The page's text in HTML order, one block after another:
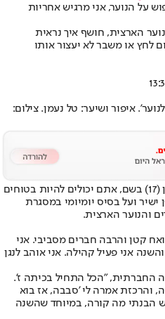
על הנוער, אני מרגיש אחריות
הארצית, חושף איך נראית
לחץ או משבר לא יעצור אותו
21' של 'מעריב לנוער'. איפור ושיער: טל נעמן. צילום:
גם אם אתם לא מכירים את דרור כהן (17) בשם, אתם יכולים להיות בטוחים
ועל בסיס יומיומי במסגרת
והנוער הארצית.
ואח קטן והרבה חברים מסביבי. אני
אני פעיל קהילה. אני אוהב לנגן
החברתית, "הכל התחיל בכיתה ז'.
והרכזת אמרה לי 'סבבה, אז בוא
הבנתי מה קורה, במיוחד שהשנה